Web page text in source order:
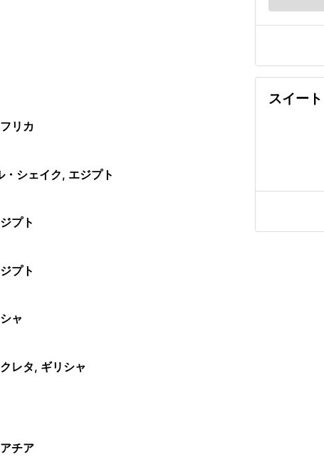
リカ
・シェイク, エジプト
プト
プト
ャ
レタ, ギリシャ
チア
スイート